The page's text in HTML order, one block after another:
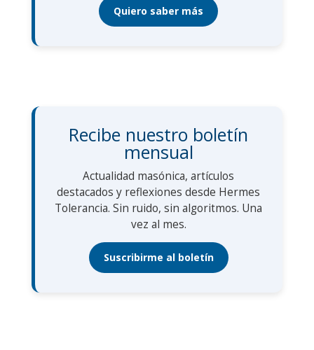
Quiero saber más
Recibe nuestro boletín
mensual
Actualidad masónica, artículos
destacados y reflexiones desde Hermes
Tolerancia. Sin ruido, sin algoritmos. Una
vez al mes.
Suscribirme al boletín